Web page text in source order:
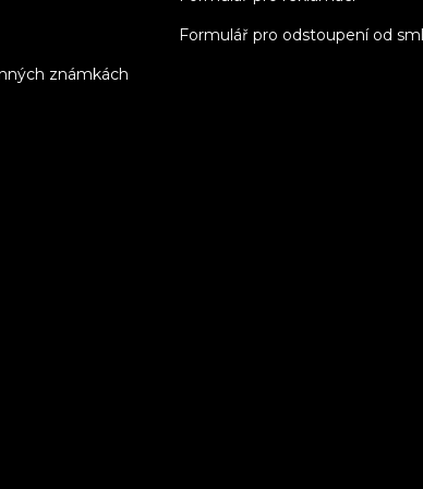
známkách
Formulář pro odstoupení od